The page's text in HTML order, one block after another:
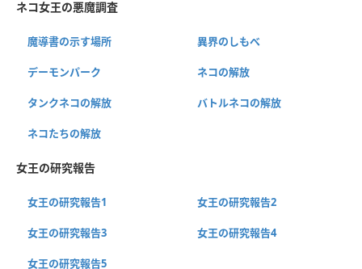
ネコ女王の悪魔調査
魔導書の示す場所 異界のしもべ
デーモンパーク ネコの解放
タンクネコの解放 バトルネコの解放
ネコたちの解放
女王の研究報告
女王の研究報告1 女王の研究報告2
女王の研究報告3 女王の研究報告4
女王の研究報告5